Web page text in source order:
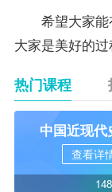
希望大家能
大家是美好的过
热门课程
中国近现代
查看详